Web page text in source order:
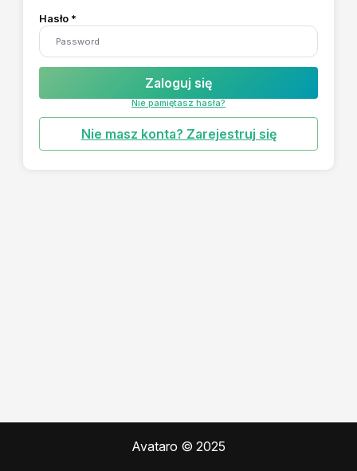
Hasło *
Zaloguj się
Nie pamiętasz hasła?
Nie masz konta? Zarejestruj się
Avataro © 2025